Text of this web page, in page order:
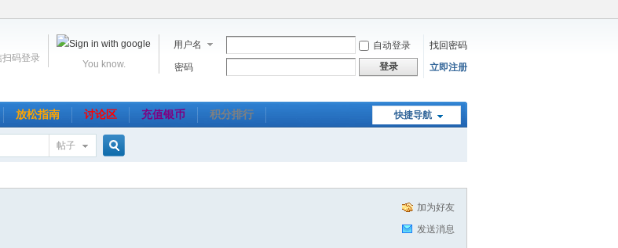
用户名 自动登录
找回密码
密码
登录 立即注册
You know.
扫码登录
快捷导航
放松指南 讨论区 充值银币 积分排行
帖子
加为好友
发送消息